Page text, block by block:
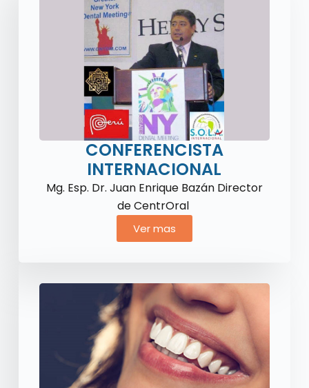
CONFERENCISTA
INTERNACIONAL
Mg. Esp. Dr. Juan Enrique Bazán Director
de CentrOral
Ver mas